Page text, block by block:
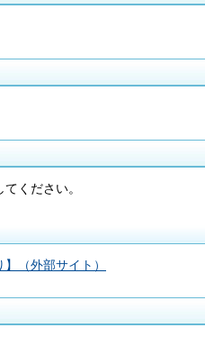
ください。
（外部サイト）